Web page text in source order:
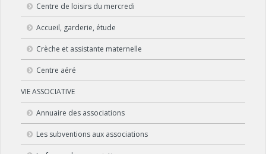
Centre de loisirs du mercredi
Accueil, garderie, étude
Crèche et assistante maternelle
Centre aéré
VIE ASSOCIATIVE
Annuaire des associations
Les subventions aux associations